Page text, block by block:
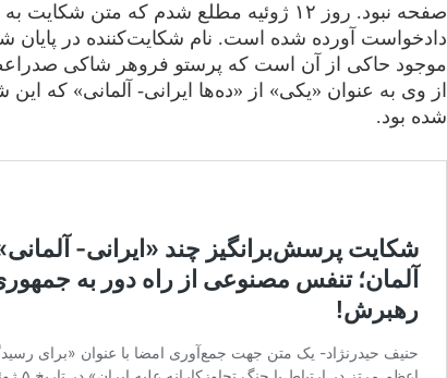
صفحه نبود. روز ۱۲ ژوئیه مطلع شدم که
متن شکایت به
دادخواست آورده شده است. نام شکایت‌کننده در پایان
موجود حاکی از آن است که پرستو فروهر شاکی
از وی به عنوان «یکی» از «ده‌ها ایرانی- آلمانی» که این
شده بود.